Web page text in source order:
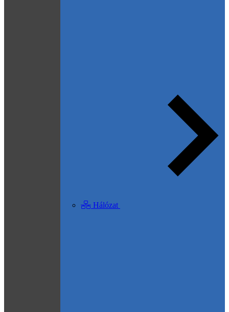
Hálózat